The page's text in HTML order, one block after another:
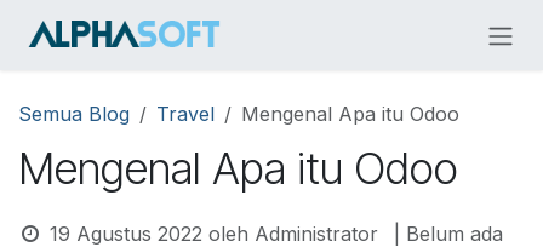
Semua Blog Travel Mengenal Apa itu Odoo
Mengenal Apa itu Odoo
19 Agustus 2022 oleh Administrator
| Belum ada